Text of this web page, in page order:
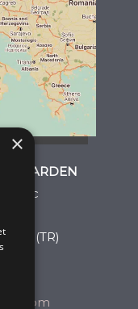
snc
1)
(TR)
×